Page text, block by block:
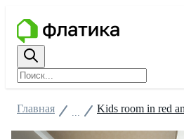
Главная Kids room in red